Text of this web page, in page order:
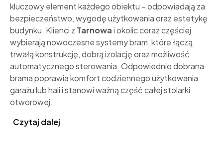
kluczowy element każdego obiektu – odpowiadają za
bezpieczeństwo, wygodę użytkowania oraz estetykę
budynku. Klienci z Tarnowai okolic coraz częściej
wybierają nowoczesne systemy bram, które łączą
trwałą konstrukcję, dobrą izolację oraz możliwość
automatycznego sterowania. Odpowiednio dobrana
brama poprawia komfort codziennego użytkowania
garażu lub hali i stanowi ważną część całej stolarki
otworowej.
Czytaj dalej